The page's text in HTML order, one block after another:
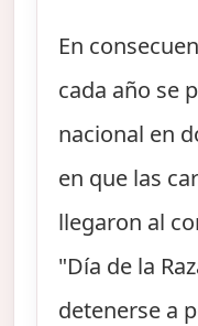
En
cada año se
nacional en
en que las
llegaron al
"Día de la
detenerse a